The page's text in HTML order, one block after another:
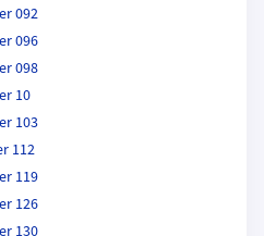
092
096
098
10
103
112
119
126